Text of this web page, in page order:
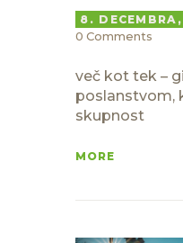
8.
0 Comments
več kot tek –
poslanstvom,
skupnost
MORE